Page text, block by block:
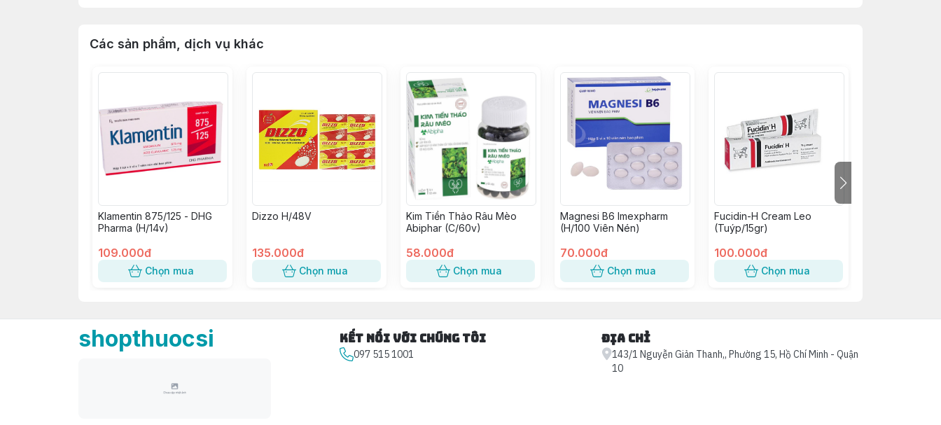
Các sản phẩm, dịch vụ khác
Klamentin 875/125 - DHG
Pharma (H/14v)
109.000đ
Chọn mua
Dizzo H/48V
135.000đ
Chọn mua
Kim Tiền Thảo Râu Mèo
Abiphar (C/60v)
58.000đ
Chọn mua
Magnesi B6 Imexpharm
(H/100 Viên Nén)
70.000đ
Chọn mua
Fucidin-H Cream Leo
(Tuýp/15gr)
100.000đ
Chọn mua
shopthuocsi Kết nối với chúng tôi
097 515 1001
Địa chỉ
143/1 Nguyễn Giản Thanh,, Phường 15, Hồ Chí Minh - Quận
10